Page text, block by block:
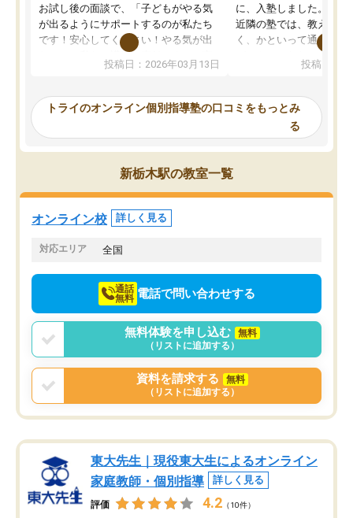
お試し後の面談で、「子どもがやる気
が出るようにサポートするのが私たち
です！安心してください！やる気が出
ないのは私たち講師の責任です」と言
ってくださり、確かに！と考えて、思
ったんですが、学生の先生から学ぶこ
み、徐々に成績が上がったらいいなと
思っていました。何が今足りないのか
を的確に指導いただき、子どももびっ
くりするほど楽しんでやる気を持って
塾を受けています。狙い通り、少しず
つ成績も上がり、苦手意識も無くなっ
てきたので、さらに苦手な数学も追加
でお願いしました。来年の高校受験に
投稿日：2026年03月13日
に、入塾しました。田舎
近隣の塾では、教えても
く、かといって通うには
可能なので本当に助か
らないところをピンポイ
頂いて、とてもわかり
していました。一生を
スト、多少お金がかかっ
投稿日：
トライのオンライン個別指導塾の口コミをもっとみ
る
新栃木駅の教室一覧
オンライン校 詳しく見る
対応エリア 全国
通話
無料 電話で問い合わせする
無料体験を申し込む
無料
（リストに追加する）
資料を請求する
無料
（リストに追加する）
東大先生｜現役東大生によるオンライン
家庭教師・個別指導
詳しく見る
評価 4.2 （10件）